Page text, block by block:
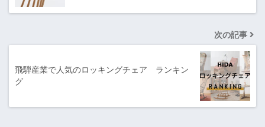
次の記事
飛騨産業で人気のロッキングチェア ランキン
グ